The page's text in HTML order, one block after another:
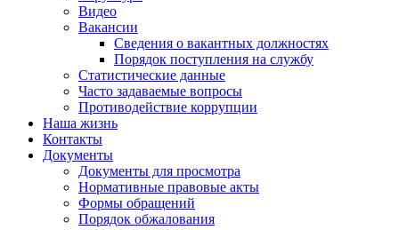
Видео
Вакансии
Сведения о вакантных должностях
Порядок поступления на службу
Статистические данные
Часто задаваемые вопросы
Противодействие коррупции
Наша жизнь
Контакты
Документы
Документы для просмотра
Нормативные правовые акты
Формы обращений
Порядок обжалования